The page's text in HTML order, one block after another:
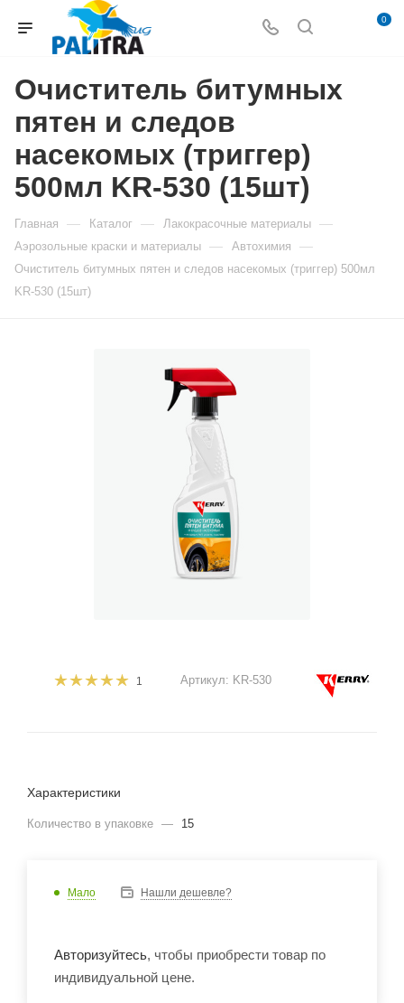
0
Очиститель битумных
пятен и следов
насекомых (триггер)
500мл KR-530 (15шт)
Главная — Каталог — Лакокрасочные материалы —
Аэрозольные краски и материалы — Автохимия —
Очиститель битумных пятен и следов насекомых (триггер) 500мл
KR-530 (15шт)
1 Артикул: KR-530
Характеристики
Количество в упаковке — 15
Мало Нашли дешевле?
Авторизуйтесь, чтобы приобрести товар по
индивидуальной цене.